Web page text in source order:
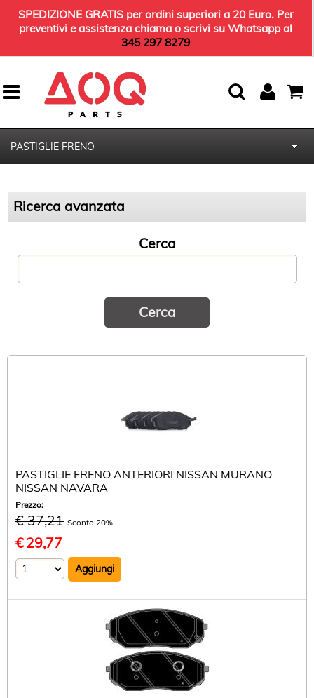
SPEDIZIONE GRATIS per ordini superiori a 20 Euro. Per
preventivi e assistenza chiama o scrivi su Whatsapp al
345 297 8279
KIT TAGLIANDO
KIT AMMORTIZZATORI
PASTIGLIE FRENO
Ricerca avanzata
Cerca
PASTIGLIE FRENO ANTERIORI NISSAN MURANO
NISSAN NAVARA
Prezzo:
€ 37,21 Sconto 20%
€29,77